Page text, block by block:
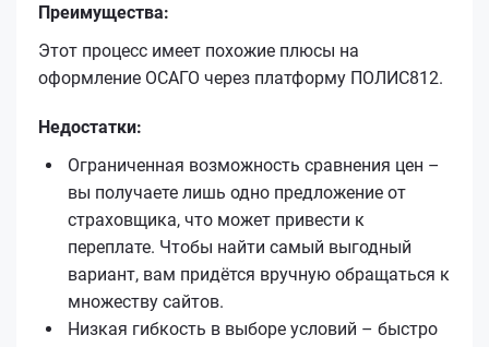
Преимущества:
Этот процесс имеет похожие плюсы на
оформление ОСАГО через платформу ПОЛИС812.
Недостатки:
Ограниченная возможность сравнения цен –
вы получаете лишь одно предложение от
страховщика, что может привести к
переплате. Чтобы найти самый выгодный
вариант, вам придётся вручную обращаться к
множеству сайтов.
Низкая гибкость в выборе условий – быстро